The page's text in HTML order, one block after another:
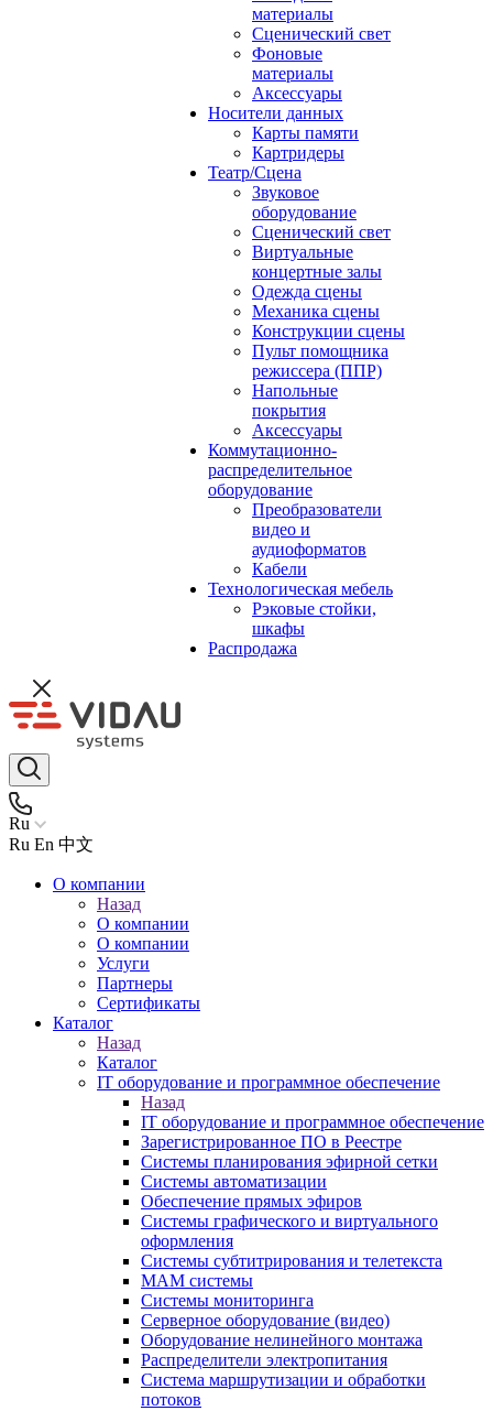
материалы
Сценический свет
Фоновые
материалы
Аксессуары
Носители данных
Карты памяти
Картридеры
Театр/Сцена
Звуковое
оборудование
Сценический свет
Виртуальные
концертные залы
Одежда сцены
Механика сцены
Конструкции сцены
Пульт помощника
режиссера (ППР)
Напольные
покрытия
Аксессуары
Коммутационно-
распределительное
оборудование
Преобразователи
видео и
аудиоформатов
Кабели
Технологическая мебель
Рэковые стойки,
шкафы
Распродажа
Ru
Ru En 中文
О компании
Назад
О компании
О компании
Услуги
Партнеры
Сертификаты
Каталог
Назад
Каталог
IT оборудование и программное обеспечение
Назад
IT оборудование и программное обеспечение
Зарегистрированное ПО в Реестре
Системы планирования эфирной сетки
Системы автоматизации
Обеспечение прямых эфиров
Системы графического и виртуального
оформления
Системы субтитрирования и телетекста
MAM системы
Системы мониторинга
Серверное оборудование (видео)
Оборудование нелинейного монтажа
Распределители электропитания
Система маршрутизации и обработки
потоков